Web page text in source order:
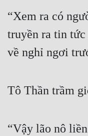
“Xem ra có
truyền ra tin tức
về nghỉ ngơi
Tô Thần trầm
“Vậy lão nô